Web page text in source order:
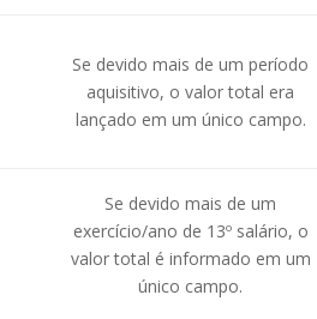
Se devido mais de um período
aquisitivo, o valor total era
lançado em um único campo.
Se devido mais de um
exercício/ano de 13º salário, o
valor total é informado em um
único campo.